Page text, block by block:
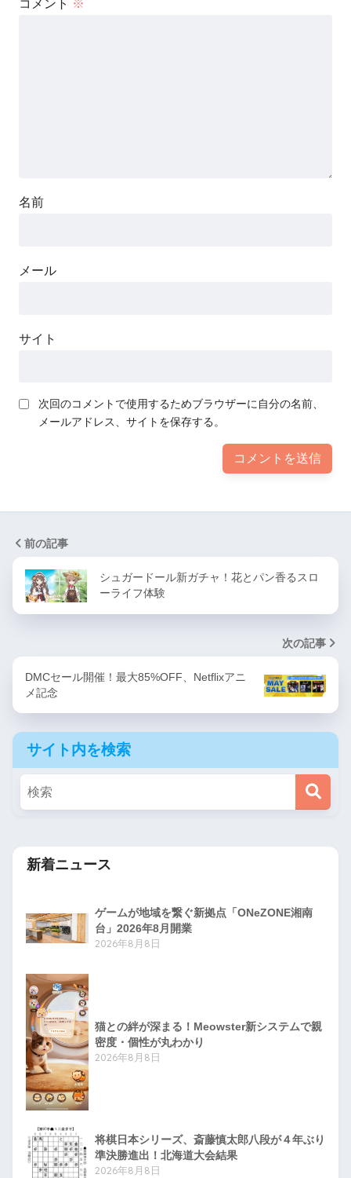
コメント ※
名前
メール
サイト
次回のコメントで使用するためブラウザーに自分の名前、
メールアドレス、サイトを保存する。
前の記事
シュガードール新ガチャ！花とパン香るスロ
ーライフ体験
次の記事
DMCセール開催！最大85%OFF、Netflixアニ
メ記念
サイト内を検索
新着ニュース
ゲームが地域を繋ぐ新拠点「ONeZONE湘南
台」2026年8月開業
2026年8月8日
猫との絆が深まる！Meowster新システムで親
密度・個性が丸わかり
2026年8月8日
将棋日本シリーズ、斎藤慎太郎八段が４年ぶり
準決勝進出！北海道大会結果
2026年8月8日